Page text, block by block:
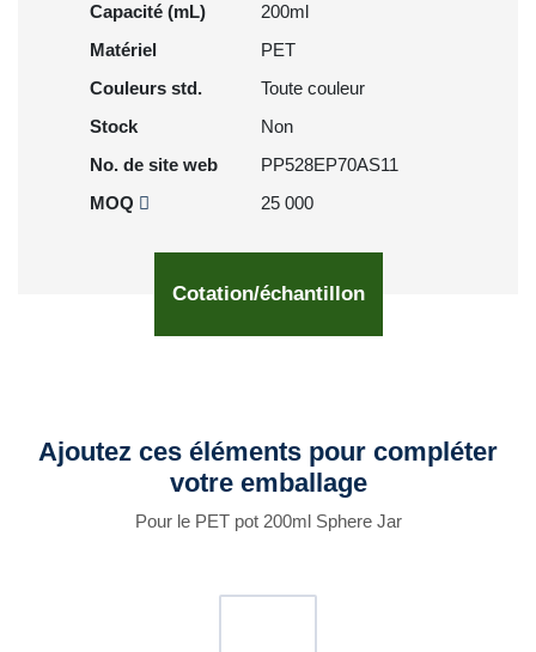
Capacité (mL)
200ml
Matériel
PET
Couleurs std.
Toute couleur
Stock
Non
No. de site web
PP528EP70AS11
MOQ
25 000
Cotation/échantillon
Ajoutez ces éléments pour compléter
votre emballage
Pour le PET pot 200ml Sphere Jar